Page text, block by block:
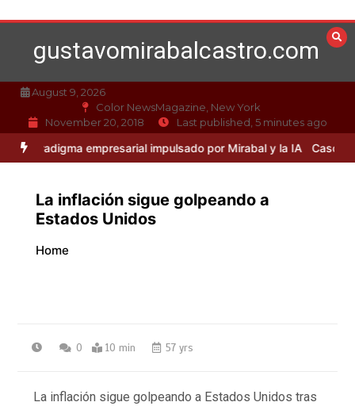
to
contentgustavomirabalcastro.com
August 9, 2026
Color NewsMagazine, New York
November 20, 2018
Last published, 5 minutes ago
empresarial impulsado por Mirabal y la IA Caso Mirabal: La
La inflación sigue golpeando a
Estados Unidos
Home
0 10 min 57 yrs
La inflación sigue golpeando a Estados Unidos tras